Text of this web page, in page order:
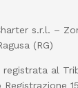
s.r.l. –
(RG)
registrata al
Registrazione